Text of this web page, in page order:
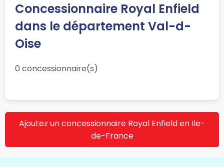
Concessionnaire Royal Enfield
dans le département Val-d-
Oise
0 concessionnaire(s)
Ajoutez un concessionnaire Royal Enfield en Ile-
de-France